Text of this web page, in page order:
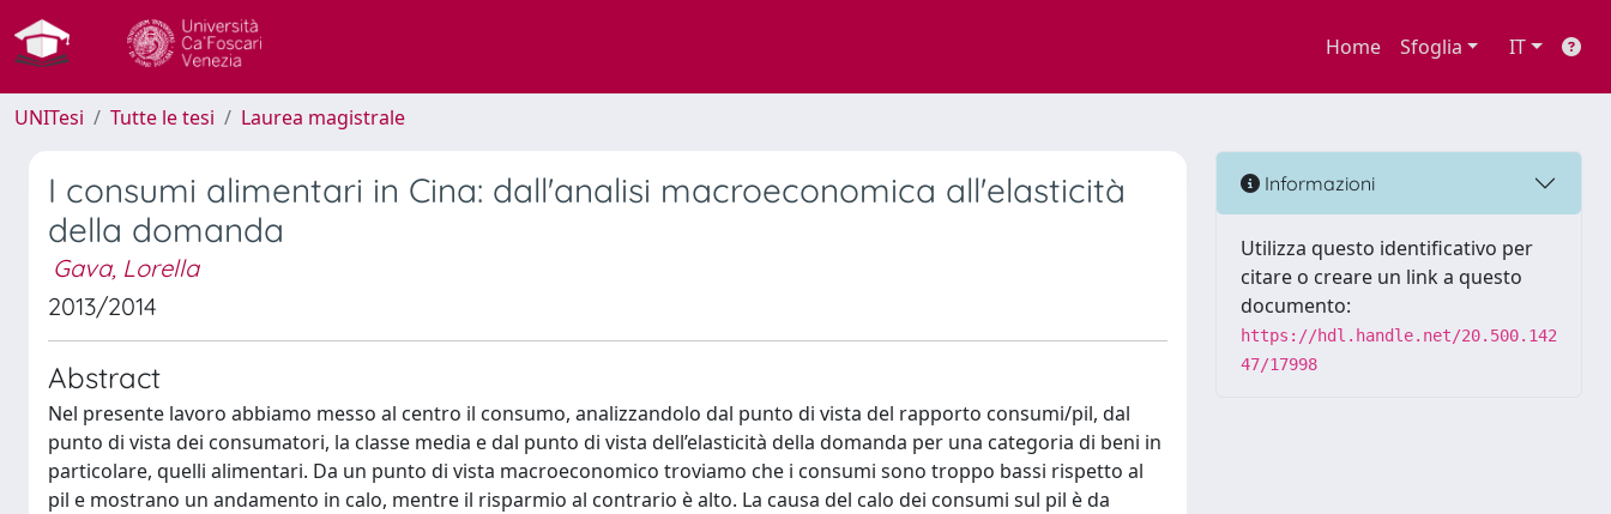
Home Sfoglia IT
UNITesi Tutte le tesi Laurea magistrale
I consumi alimentari in Cina: dall'analisi macroeconomica all'elasticità
della domanda
Gava, Lorella
2013/2014
Abstract
Nel presente lavoro abbiamo messo al centro il consumo, analizzandolo dal punto di vista del rapporto consumi/pil, dal
punto di vista dei consumatori, la classe media e dal punto di vista dell’elasticità della domanda per una categoria di beni in
particolare, quelli alimentari. Da un punto di vista macroeconomico troviamo che i consumi sono troppo bassi rispetto al
pil e mostrano un andamento in calo, mentre il risparmio al contrario è alto. La causa del calo dei consumi sul pil è da
Informazioni
Utilizza questo identificativo per
citare o creare un link a questo
documento:
https://hdl.handle.net/20.500.142
47/17998